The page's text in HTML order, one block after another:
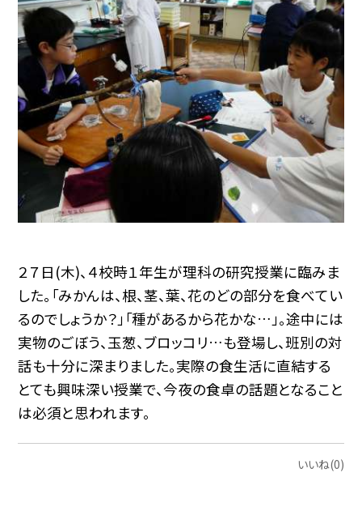
２７日(木)、４校時１年生が理科の研究授業に臨みま
した。「みかんは、根、茎、葉、花のどの部分を食べてい
るのでしょうか？」「種があるから花かな…」。途中には
実物のごぼう、玉葱、ブロッコリ…も登場し、班別の対
話も十分に深まりました。実際の食生活に直結する
とても興味深い授業で、今夜の食卓の話題となること
は必須と思われます。
いいね(0)